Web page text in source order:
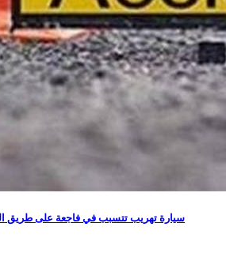
سيارة تهريب تتسبب في فاجعة على طريق القيروان: 4 قتلى